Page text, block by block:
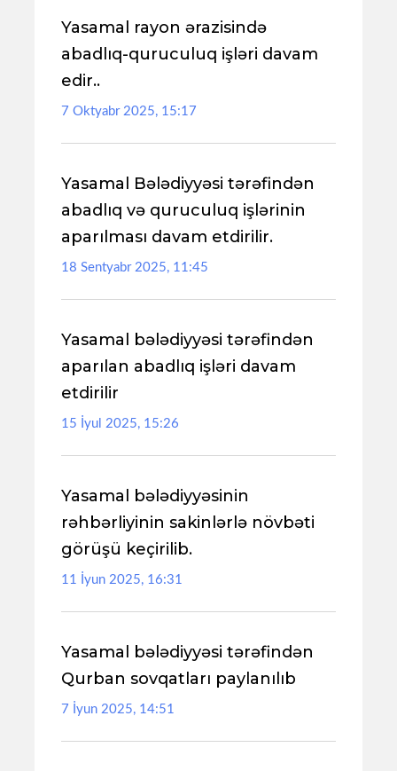
Yasamal rayon ərazisində
abadlıq-quruculuq işləri davam
edir..
7 Oktyabr 2025, 15:17
Yasamal Bələdiyyəsi tərəfindən
abadlıq və quruculuq işlərinin
aparılması davam etdirilir.
18 Sentyabr 2025, 11:45
Yasamal bələdiyyəsi tərəfindən
aparılan abadlıq işləri davam
etdirilir
15 İyul 2025, 15:26
Yasamal bələdiyyəsinin
rəhbərliyinin sakinlərlə növbəti
görüşü keçirilib.
11 İyun 2025, 16:31
Yasamal bələdiyyəsi tərəfindən
Qurban sovqatları paylanılıb
7 İyun 2025, 14:51